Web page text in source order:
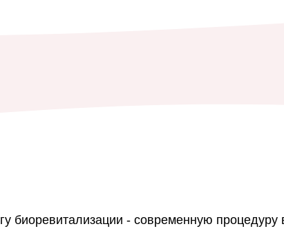
биоревитализации - современную процедуру